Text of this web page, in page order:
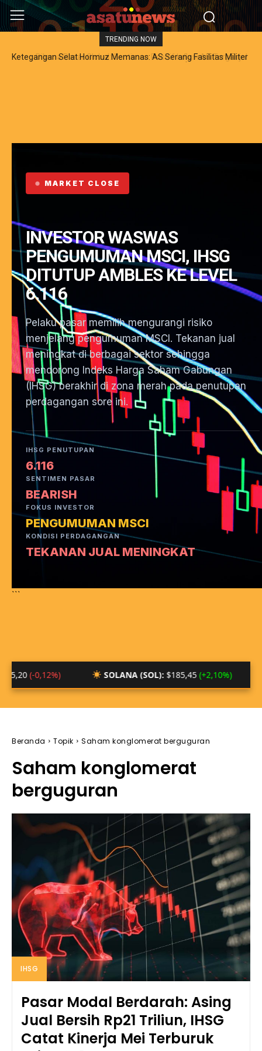
TRENDING NOW
Dilema Pasar Global: Sentimen Positif Inflasi AS Terganjal
MARKET CLOSE
INVESTOR WASWAS
PENGUMUMAN MSCI, IHSG
DITUTUP AMBLES KE LEVEL
6.116
Pelaku pasar memilih mengurangi risiko
menjelang pengumuman MSCI. Tekanan jual
meningkat di berbagai sektor sehingga
mendorong Indeks Harga Saham Gabungan
(IHSG) berakhir di zona merah pada penutupan
perdagangan sore ini.
IHSG PENUTUPAN
6.116
SENTIMEN PASAR
BEARISH
FOKUS INVESTOR
PENGUMUMAN MSCI
KONDISI PERDAGANGAN
TEKANAN JUAL MENINGKAT
```
SOLANA (SOL):$185,45(+2,10%)
Beranda Topik Saham konglomerat berguguran
Saham konglomerat
berguguran
IHSG
Pasar Modal Berdarah: Asing
Jual Bersih Rp21 Triliun, IHSG
Catat Kinerja Mei Terburuk